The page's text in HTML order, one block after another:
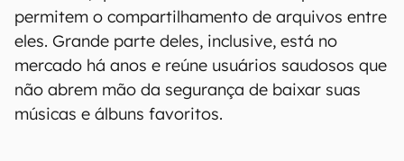
permitem o compartilhamento de arquivos entre
eles. Grande parte deles, inclusive, está no
mercado há anos e reúne usuários saudosos que
não abrem mão da segurança de baixar suas
músicas e álbuns favoritos.